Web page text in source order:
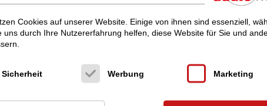
audio-markt
Cookies auf unserer Website. Einige von ihnen sind essenziell,
uns durch Ihre Nutzererfahrung helfen, diese Website für Sie und
Sicherheit Werbung Marketing